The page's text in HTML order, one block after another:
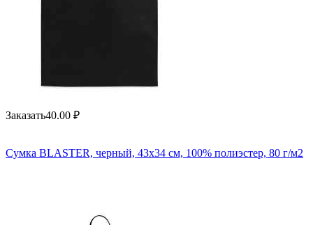
Заказать40.00 ₽
Сумка BLASTER, черный, 43х34 см, 100% полиэстер, 80 г/м2